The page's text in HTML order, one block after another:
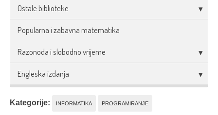
Ostale biblioteke
Popularna i zabavna matematika
Razonoda i slobodno vrijeme
Engleska izdanja
Kategorije: INFORMATIKA PROGRAMIRANJE